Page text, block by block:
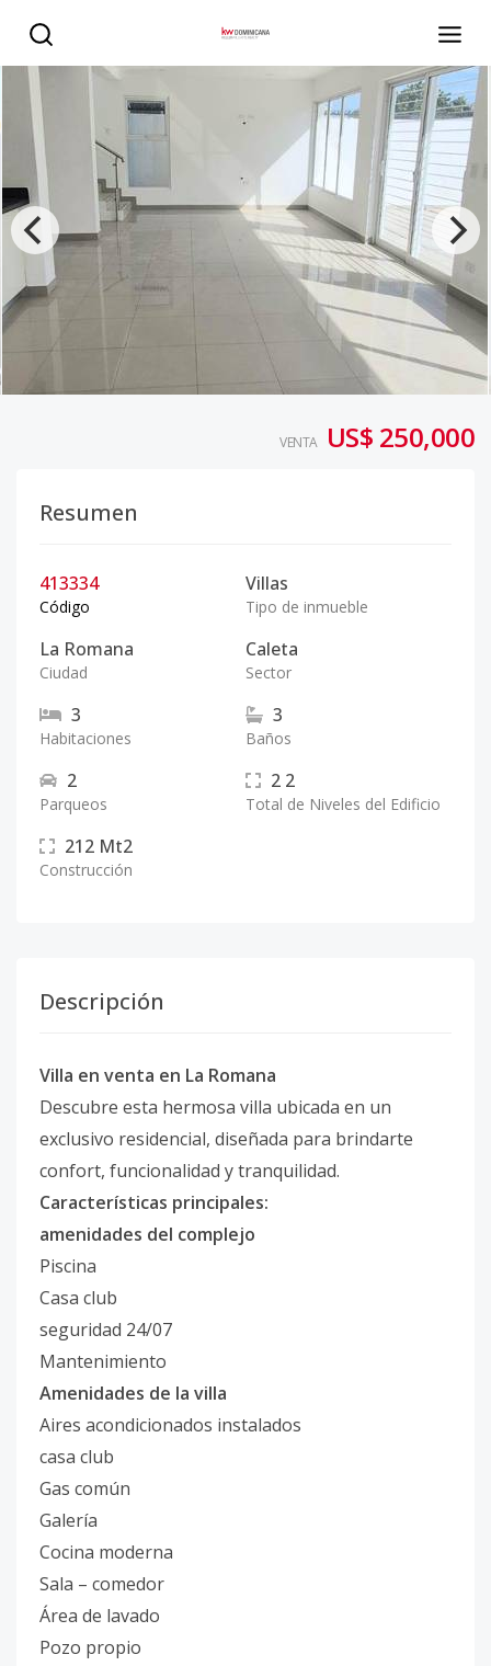
VENTA US$ 250,000
Resumen
413334
Código
Villas
Tipo de inmueble
La Romana
Ciudad
Caleta
Sector
3
Habitaciones
3
Baños
2
Parqueos
2 2
Total de Niveles del Edificio
212 Mt2
Construcción
Descripción
Villa en venta en La Romana
Descubre esta hermosa villa ubicada en un
exclusivo residencial, diseñada para brindarte
confort, funcionalidad y tranquilidad.
Características principales:
amenidades del complejo
Piscina
Casa club
seguridad 24/07
Mantenimiento
Amenidades de la villa
Aires acondicionados instalados
casa club
Gas común
Galería
Cocina moderna
Sala – comedor
Área de lavado
Pozo propio